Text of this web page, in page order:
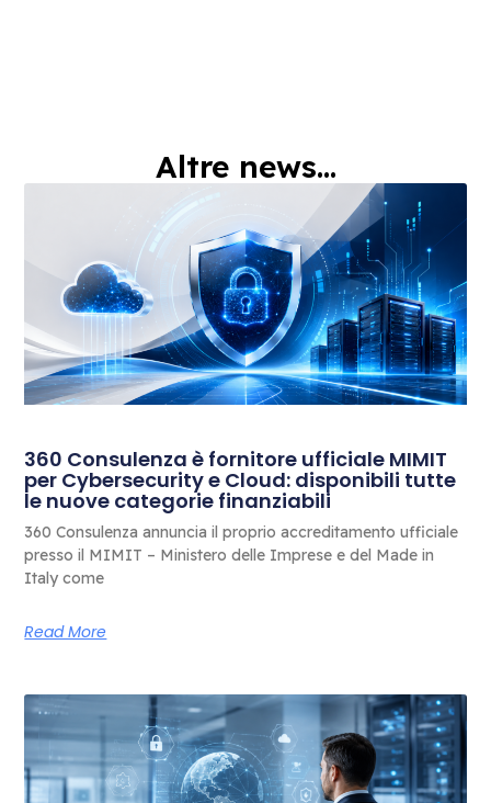
Altre news...
360 Consulenza è fornitore ufficiale MIMIT
per Cybersecurity e Cloud: disponibili tutte
le nuove categorie finanziabili
360 Consulenza annuncia il proprio accreditamento ufficiale
presso il MIMIT – Ministero delle Imprese e del Made in
Italy come
Read More